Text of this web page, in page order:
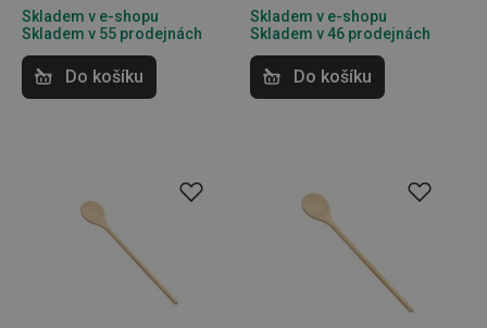
Skladem v e-shopu
Skladem v 55 prodejnách
Do košíku
Skladem v e-shopu
Skladem v 46 prodejnách
Do košíku